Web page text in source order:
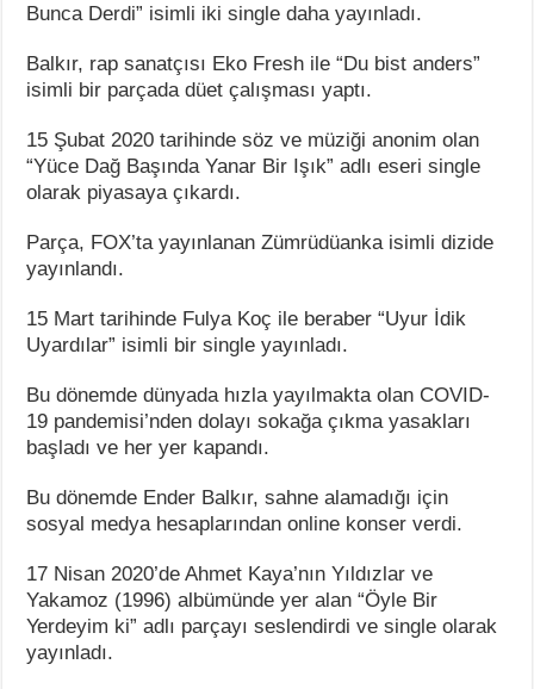
Bunca Derdi” isimli iki single daha yayınladı.
Balkır, rap sanatçısı Eko Fresh ile “Du bist anders”
isimli bir parçada düet çalışması yaptı.
15 Şubat 2020 tarihinde söz ve müziği anonim olan
“Yüce Dağ Başında Yanar Bir Işık” adlı eseri single
olarak piyasaya çıkardı.
Parça, FOX’ta yayınlanan Zümrüdüanka isimli dizide
yayınlandı.
15 Mart tarihinde Fulya Koç ile beraber “Uyur İdik
Uyardılar” isimli bir single yayınladı.
Bu dönemde dünyada hızla yayılmakta olan COVID-
19 pandemisi’nden dolayı sokağa çıkma yasakları
başladı ve her yer kapandı.
Bu dönemde Ender Balkır, sahne alamadığı için
sosyal medya hesaplarından online konser verdi.
17 Nisan 2020’de Ahmet Kaya’nın Yıldızlar ve
Yakamoz (1996) albümünde yer alan “Öyle Bir
Yerdeyim ki” adlı parçayı seslendirdi ve single olarak
yayınladı.